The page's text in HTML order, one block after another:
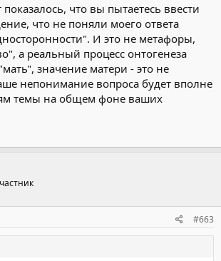
что вы пытаетесь ввести
что не поняли моего ответа
И это не метафоры,
а реальный процесс онтогенеза
значение матери - это не
непонимание вопроса будет вполне
темы на общем фоне ваших
#663